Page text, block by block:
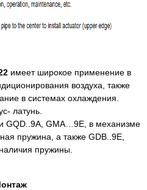
имеет широкое применение в
воздуха, также
в системах охлаждения.
латунь.
GQD..9A, GMA…9E, в механизме
пружина, а также GDB..9E,
пружины.